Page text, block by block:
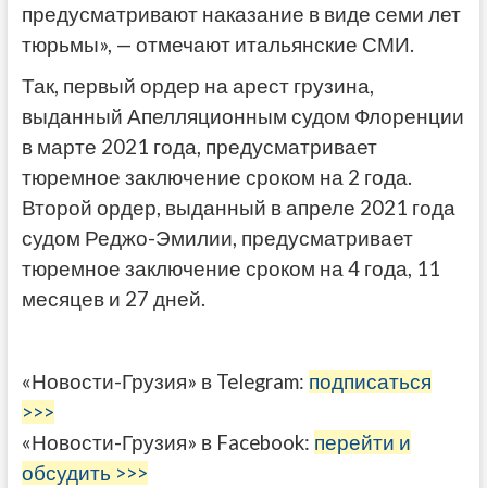
предусматривают наказание в виде семи лет
тюрьмы», — отмечают итальянские СМИ.
Так, первый ордер на арест грузина,
выданный Апелляционным судом Флоренции
в марте 2021 года, предусматривает
тюремное заключение сроком на 2 года.
Второй ордер, выданный в апреле 2021 года
судом Реджо-Эмилии, предусматривает
тюремное заключение сроком на 4 года, 11
месяцев и 27 дней.
«Новости-Грузия» в Telegram: подписаться
>>>
«Новости-Грузия» в Facebook: перейти и
обсудить >>>